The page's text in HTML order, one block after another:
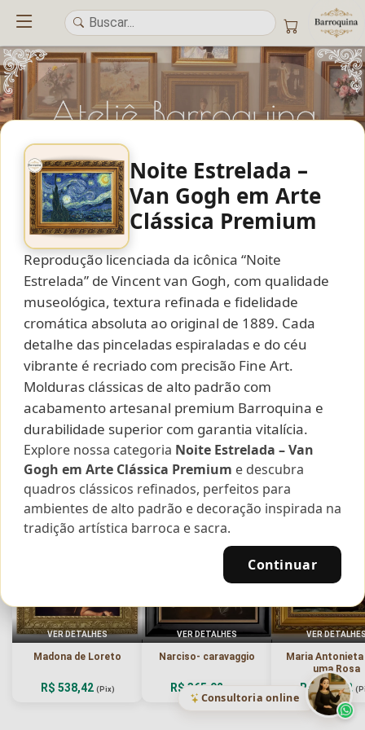
Noite Estrelada –
Van Gogh em Arte
Clássica Premium
Reprodução licenciada da icônica “Noite
Estrelada” de Vincent van Gogh, com qualidade
museológica, textura refinada e fidelidade
cromática absoluta ao original de 1889. Cada
detalhe das pinceladas espiraladas e do céu
vibrante é recriado com precisão Fine Art.
Molduras clássicas de alto padrão com
acabamento artesanal premium Barroquina e
durabilidade superior com garantia vitalícia.
Explore nossa categoria Noite Estrelada – Van
Gogh em Arte Clássica Premium e descubra
quadros clássicos refinados, perfeitos para
ambientes de alto padrão e decoração inspirada na
tradição artística barroca e sacra.
Continuar
UM ATELIÊ 100% FINE ART
Trazemos a imponência dasmaiores obras de arte do mundo
alto padrão da sua casa. Nosso acervo reúne a genialidade degrandes
artes reais e o requinte inconfundível
das obras doséculo XIX. Produção artesanal em Canvas 100% Algodão
molduras emMadeira Maciçae impressão com Pigmentação Mineral
QUALIDADE DE MUSEU GARANTIA ETERNA
Curadoria das Campanhas
A seleção de obras-primas apresentadas em nossos vídeos nas redes
sociais, reunidas aqui para sua apreciação.
VER DETALHES
Madona de Loreto
R$ 538,42 (Pix)
VER DETALHES
Narciso- caravaggio
R$ 365,92
VER
Maria
uma Rosa
R$ 365,92
Consultoria online